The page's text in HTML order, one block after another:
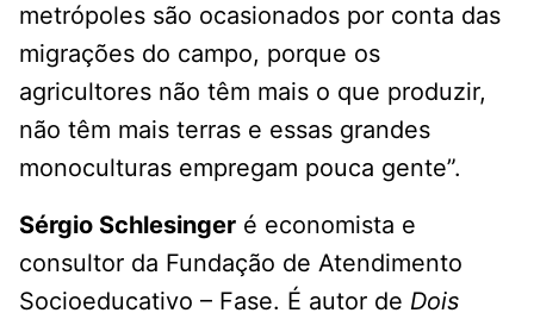
metrópoles são ocasionados por conta das
migrações do campo, porque os
agricultores não têm mais o que produzir,
não têm mais terras e essas grandes
monoculturas empregam pouca gente”.
Sérgio Schlesinger é economista e
consultor da Fundação de Atendimento
Socioeducativo – Fase. É autor de Dois